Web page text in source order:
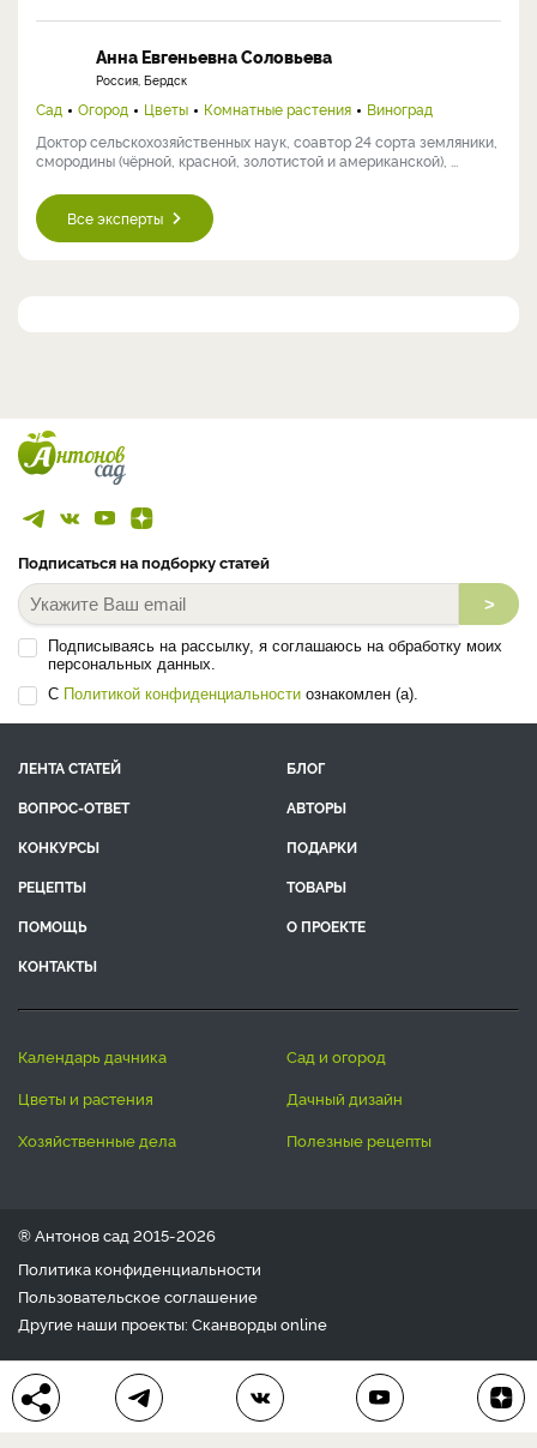
Анна Евгеньевна Соловьева
Россия, Бердск
Сад Огород Цветы Комнатные растения
Виноград
Доктор сельскохозяйственных наук, соавтор 24 сорта земляники,
смородины (чёрной, красной, золотистой и американской), ...
Все эксперты
Подписаться на подборку статей
>
Подписываясь на рассылку, я соглашаюсь на обработку моих
персональных данных.
С Политикой конфиденциальности ознакомлен (а).
ЛЕНТА СТАТЕЙ
БЛОГ
ВОПРОС-ОТВЕТ
АВТОРЫ
КОНКУРСЫ
ПОДАРКИ
РЕЦЕПТЫ
ТОВАРЫ
ПОМОЩЬ
О ПРОЕКТЕ
КОНТАКТЫ
календарь дачника
сад и огород
цветы и растения
дачный дизайн
хозяйственные дела
полезные рецепты
® Антонов сад 2015-2026
Политика конфиденциальности
Пользовательское соглашение
Другие наши проекты: Сканвордыonline
Любое использование материала допускается только с
письменного согласия редакции